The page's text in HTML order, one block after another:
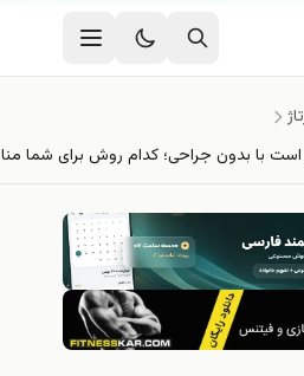
جراحی؛ کدام روش برای شما مناسب‌تر